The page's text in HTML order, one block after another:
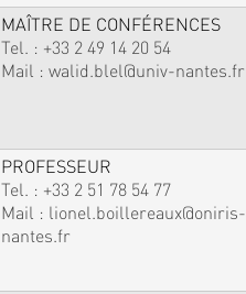
MAÎTRE DE CONFÉRENCES
Tel. : +33 2 49 14 20 54
Mail : walid.blel@univ-nantes.fr
PROFESSEUR
Tel. : +33 2 51 78 54 77
Mail : lionel.boillereaux@oniris-
nantes.fr